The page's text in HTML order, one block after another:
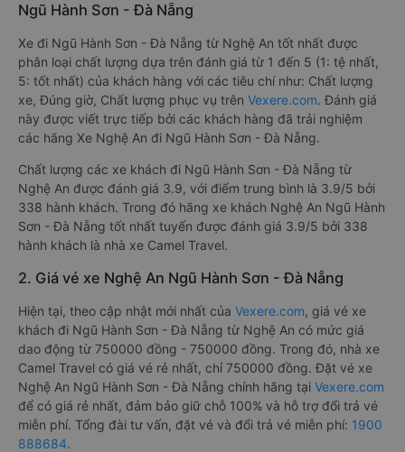
Ngũ Hành Sơn - Đà Nẵng
Xe đi Ngũ Hành Sơn - Đà Nẵng từ Nghệ An tốt nhất được
phân loại chất lượng dựa trên đánh giá từ 1 đến 5 (1: tệ nhất,
5: tốt nhất) của khách hàng với các tiêu chí như: Chất lượng
xe, Đúng giờ, Chất lượng phục vụ trên Vexere.com. Đánh giá
này được viết trực tiếp bởi các khách hàng đã trải nghiệm
các hãng Xe Nghệ An đi Ngũ Hành Sơn - Đà Nẵng.
Chất lượng các xe khách đi Ngũ Hành Sơn - Đà Nẵng từ
Nghệ An được đánh giá 3.9, với điểm trung bình là 3.9/5 bởi
338 hành khách. Trong đó hãng xe khách Nghệ An Ngũ Hành
Sơn - Đà Nẵng tốt nhất tuyến được đánh giá 3.9/5 bởi 338
hành khách là nhà xe Camel Travel.
2. Giá vé xe Nghệ An Ngũ Hành Sơn - Đà Nẵng
Hiện tại, theo cập nhật mới nhất của Vexere.com, giá vé xe
khách đi Ngũ Hành Sơn - Đà Nẵng từ Nghệ An có mức giá
dao động từ 750000 đồng - 750000 đồng. Trong đó, nhà xe
Camel Travel có giá vé rẻ nhất, chỉ 750000 đồng. Đặt vé xe
Nghệ An Ngũ Hành Sơn - Đà Nẵng chính hãng tại Vexere.com
để có giá rẻ nhất, đảm bảo giữ chỗ 100% và hỗ trợ đổi trả vé
miễn phí. Tổng đài tư vấn, đặt vé và đổi trả vé miễn phí: 1900
888684.